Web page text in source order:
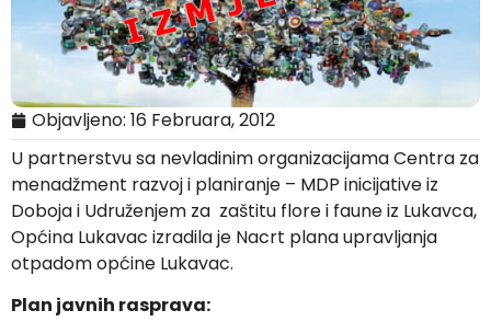
Objavljeno: 16 Februara, 2012
U partnerstvu sa nevladinim organizacijama Centra za
menadžment razvoj i planiranje – MDP inicijative iz
Doboja i Udruženjem za zaštitu flore i faune iz Lukavca,
Općina Lukavac izradila je Nacrt plana upravljanja
otpadom općine Lukavac.
Plan javnih rasprava: